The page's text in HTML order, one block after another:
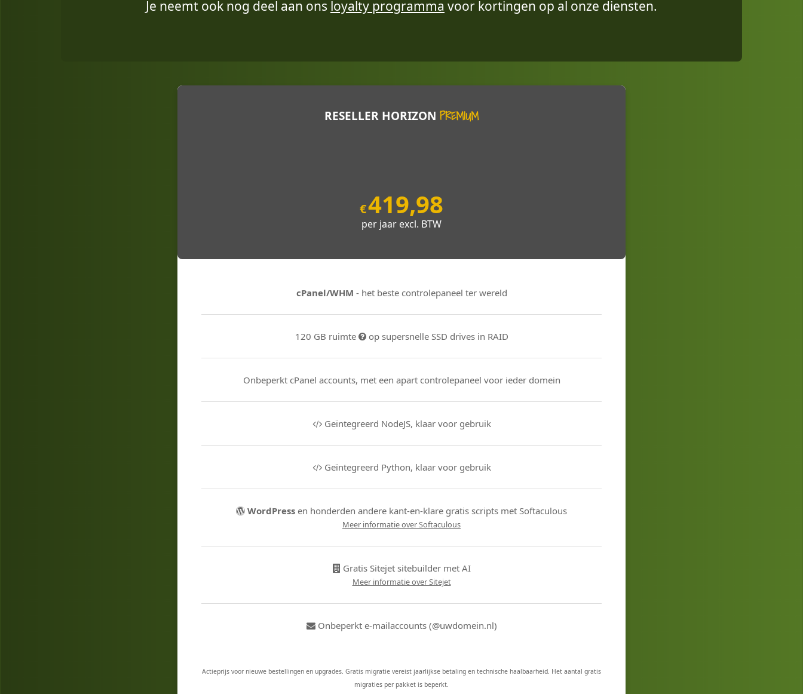
Je neemt ook nog deel aan ons loyalty programma voor kortingen op al onze diensten.
RESELLER HORIZON PREMIUM
€419,98
per jaar excl. BTW
cPanel/WHM - het beste controlepaneel ter wereld
120 GB ruimte op supersnelle SSD drives in RAID
Onbeperkt cPanel accounts, met een apart controlepaneel voor ieder domein
Geïntegreerd NodeJS, klaar voor gebruik
Geïntegreerd Python, klaar voor gebruik
WordPress en honderden andere kant-en-klare gratis scripts met Softaculous
Meer informatie over Softaculous
Gratis Sitejet sitebuilder met AI
Meer informatie over Sitejet
Onbeperkt e-mailaccounts (@uwdomein.nl)
Actieprijs voor nieuwe bestellingen en upgrades. Gratis migratie vereist jaarlijkse betaling en technische haalbaarheid. Het aantal gratis
migraties per pakket is beperkt.